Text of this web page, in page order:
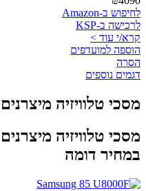
לחיפוש ב-Amazon
לרכישה ב-KSP
קרא/י עוד >
הוספה למועדפים
הסרה
דגמים נוספים
מסכי טלוויזיה
מסכי טלוויזיה
במחיר דומה